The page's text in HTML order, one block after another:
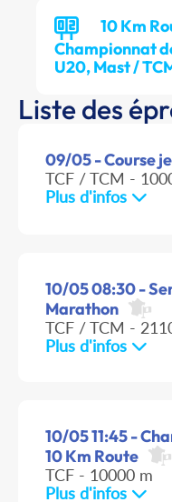
10 Km
Championnat
U20, Mast /
Liste des
09/05 - Course
TCF / TCM -
Plus d'infos
10/05 08:30 -
Marathon
TCF / TCM -
Plus d'infos
10/05 11:45 -
10 Km Route
TCF - 10000 m
Plus d'infos